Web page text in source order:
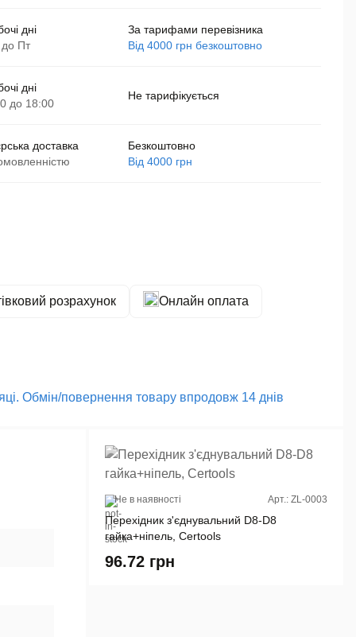
дні
Пт
За тарифами перевізника
Від 4000 грн безкоштовно
дні
до 18:00
Не тарифікується
доставка
Безкоштовно
Від 4000 грн
розрахунок Онлайн оплата
Обмін/повернення товару впродовж 14 днів
Не в наявності Арт.: ZL-0003
Перехідник з'єднувальний D8-D8
гайка+ніпель, Certools
96.72 грн